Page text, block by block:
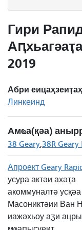
Гири
2019
Абри
Линкеинд
Амҩа(қәа)
38 Geary 38R Geary
Апроект Geary
усура актәи ахәҭа
акоммуналтә
Масониктәии Ван
иажәхьоу аӡи